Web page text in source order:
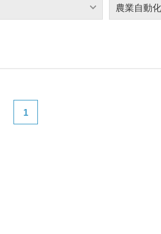
農業自動
1